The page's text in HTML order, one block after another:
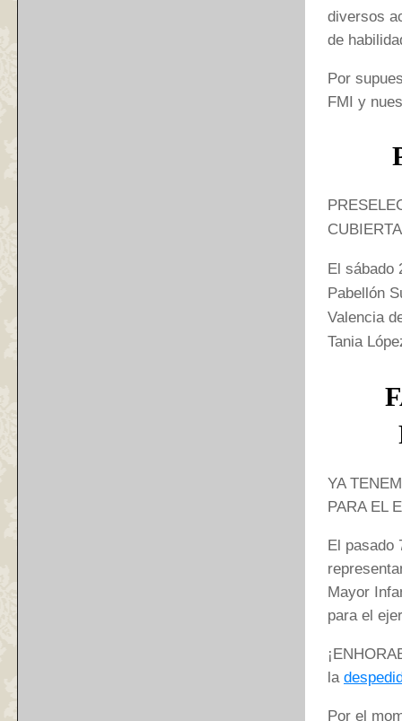
diversos
de
Por
FMI y
El sábado
Pabellón
Valencia
Tania
YA
PARA EL
El pasado
Mayor
para el
la
Por el